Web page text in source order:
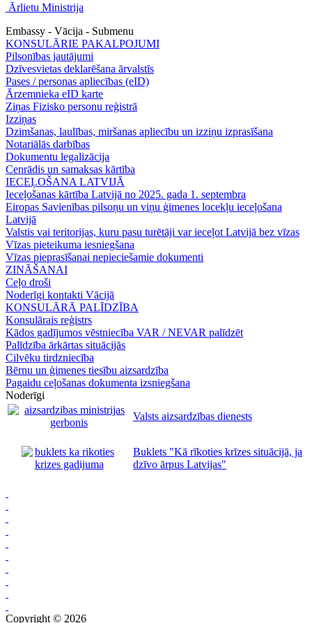
Ārlietu Ministrija
Embassy - Vācija - Submenu
KONSULĀRIE PAKALPOJUMI
Pilsonības jautājumi
Dzīvesvietas deklarēšana ārvalstīs
Pases / personas apliecības (eID)
Ārzemnieka eID karte
Ziņas Fizisko personu reģistrā
Izziņas
Dzimšanas, laulības, miršanas apliecību un izziņu izprasīšana
Notariālās darbības
Dokumentu legalizācija
Cenrādis un samaksas kārtība
IECEĻOŠANA LATVIJĀ
Ieceļošanas kārtība Latvijā no 2025. gada 1. septembra
Eiropas Savienības pilsoņu un viņu ģimenes locekļu ieceļošana
Latvijā
Valstis vai teritorijas, kuru pasu turētāji var ieceļot Latvijā bez vīzas
Vīzas pieteikuma iesniegšana
Vīzas pieprasīšanai nepieciešamie dokumenti
ZINĀŠANAI
Ceļo droši
Noderīgi kontakti Vācijā
KONSULĀRĀ PALĪDZĪBA
Konsulārais reģistrs
Kādos gadījumos vēstniecība VAR / NEVAR palīdzēt
Palīdzība ārkārtas situācijās
Cilvēku tirdzniecība
Bērnu un ģimenes tiesību aizsardzība
Pagaidu ceļošanas dokumenta izsniegšana
Noderīgi
Valsts aizsardzības dienests
Buklets "Kā rīkoties krīzes situācijā, ja
dzīvo ārpus Latvijas"
Copyright © 2026